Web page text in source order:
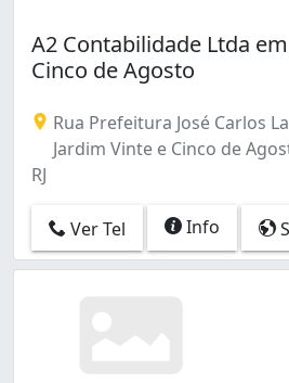
A2 Contabilidade Ltda
Cinco de Agosto
Rua Prefeitura José Carlos
Jardim Vinte e Cinco de
RJ
Ver Tel Info